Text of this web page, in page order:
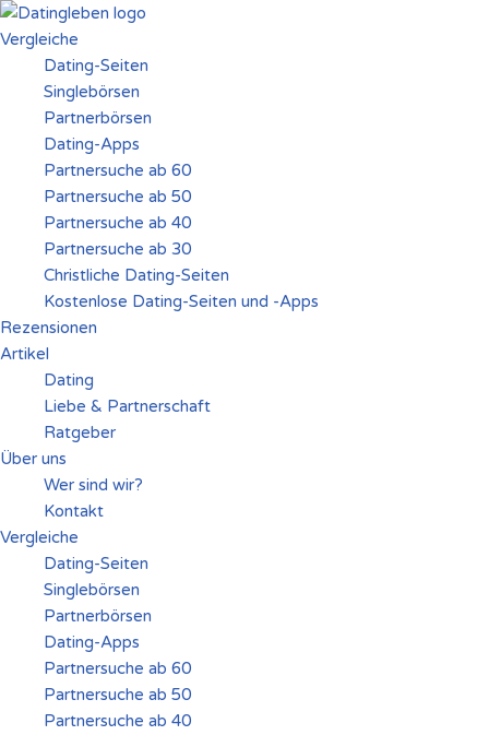
Zum
Inhalt
springen
Vergleiche
Dating-Seiten
Singlebörsen
Partnerbörsen
Dating-Apps
Partnersuche ab 60
Partnersuche ab 50
Partnersuche ab 40
Partnersuche ab 30
Christliche Dating-Seiten
Kostenlose Dating-Seiten und -Apps
Rezensionen
Artikel
Dating
Liebe & Partnerschaft
Ratgeber
Über uns
Wer sind wir?
Kontakt
Vergleiche
Dating-Seiten
Singlebörsen
Partnerbörsen
Dating-Apps
Partnersuche ab 60
Partnersuche ab 50
Partnersuche ab 40